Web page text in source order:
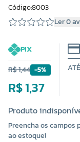
Código:8003
Ler 0
PIX
R$ 1,44 -5%
R$ 1,37
Produto
Preencha os campos
ao estoque!